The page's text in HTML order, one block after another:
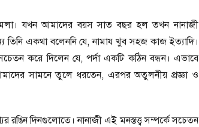
যখন আমাদের বয়স সাত বছর হল তখন নানাজী
তিনি একথা বলেননি যে,নামায খুব সহজ কাজ ইত্যাদি।
করে দিলেন যে,পর্দা একটি কঠিন বন্ধন। এভাবে
সামনে তুলে ধরতেন, এরপর অতুলনীয় প্রজ্ঞা ও
রঙিন দিনগুলোতে। নানাজী এই মনস্তত্ত্ব সম্পর্কে সচেতন